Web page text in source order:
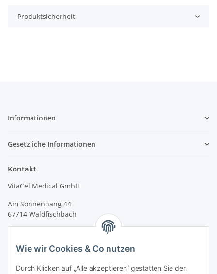
Wie wir Cookies & Co nutzen
Durch Klicken auf „Alle akzeptieren“ gestatten Sie den
Produktsicherheit
Informationen
Gesetzliche Informationen
Kontakt
VitaCellMedical GmbH
Am Sonnenhang 44
67714 Waldfischbach
info@vitacellmedical.com